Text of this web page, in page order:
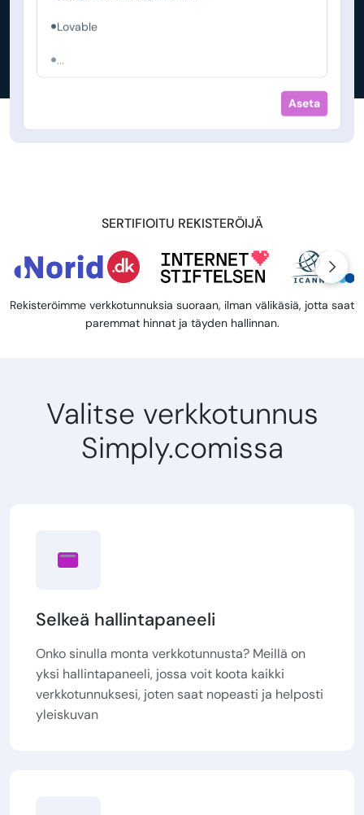
Lovable
...
Aseta
SERTIFIOITU REKISTERÖIJÄ
Rekisteröimme verkkotunnuksia suoraan, ilman välikäsiä, jotta saat
paremmat hinnat ja täyden hallinnan.
Valitse verkkotunnus
Simply.comissa
Selkeä hallintapaneeli
Onko sinulla monta verkkotunnusta? Meillä on
yksi hallintapaneeli, jossa voit koota kaikki
verkkotunnuksesi, joten saat nopeasti ja helposti
yleiskuvan